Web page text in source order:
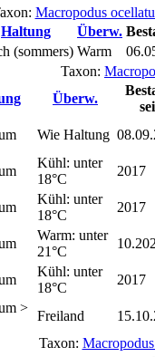
Macropodus
Haltung Überw.
(sommers) Warm
Taxon:
Überw.
Wie Haltung
Kühl: unter
18°C
2017
Kühl: unter
18°C
2017
Warm: unter
21°C
Kühl: unter
18°C
2017
>
Freiland
Taxon: